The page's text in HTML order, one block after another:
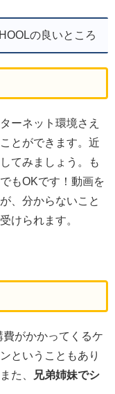
の良いところ
ーネット環境さえ
とができます。近
てみましょう。も
もOKです！動画を
、分からないこと
けられます。
がかかってくるケ
ということもあり
た、
兄弟姉妹でシ